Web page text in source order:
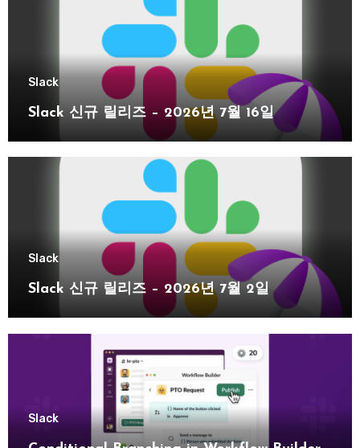
Slack
Slack 신규 릴리즈 – 2026년 7월 16일
Slack
Slack 신규 릴리즈 – 2026년 7월 2일
Slack